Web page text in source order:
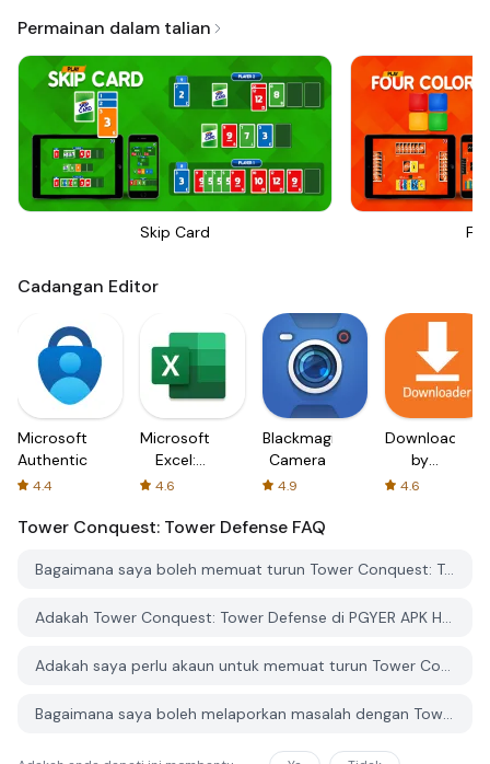
Permainan dalam talian
Skip Card
Cadangan Editor
Microsoft
Authenticator
4.4
Microsoft
Excel:
Spreadsheets
4.6
Blackmagic
Camera
4.9
Downloader
by
AFTVnews
4.6
Tower Conquest: Tower Defense FAQ
Bagaimana saya boleh memuat turun Tower Conquest: Tower Defense dari PGYER APK HUB?
Adakah Tower Conquest: Tower Defense di PGYER APK HUB percuma untuk dimuat turun?
Adakah saya perlu akaun untuk memuat turun Tower Conquest: Tower Defense dari PGYER APK HUB?
Bagaimana saya boleh melaporkan masalah dengan Tower Conquest: Tower Defense di PGYER APK HUB?